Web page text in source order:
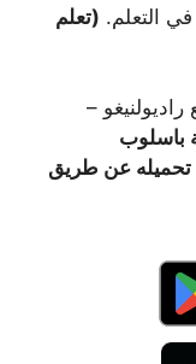
التعلم. (تعلم
–
باسلوب
تحميله عن طريق